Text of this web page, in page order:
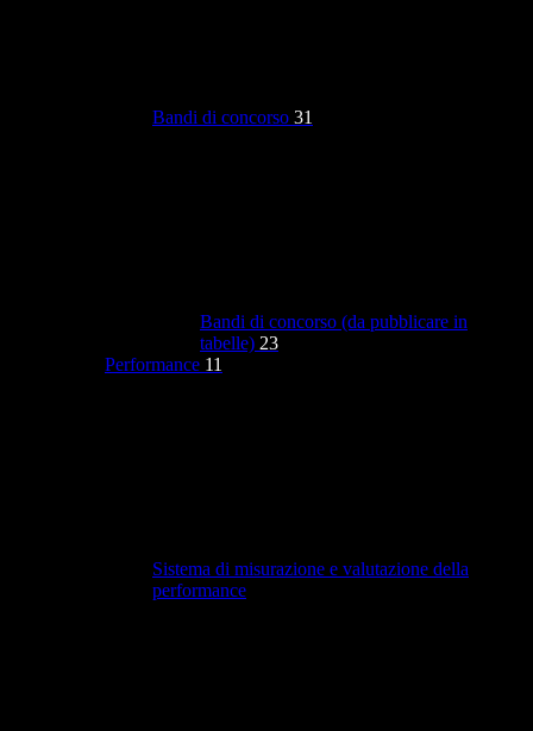
Bandi di concorso 31
Bandi di concorso (da pubblicare in
tabelle) 23
Performance 11
Sistema di misurazione e valutazione della
performance